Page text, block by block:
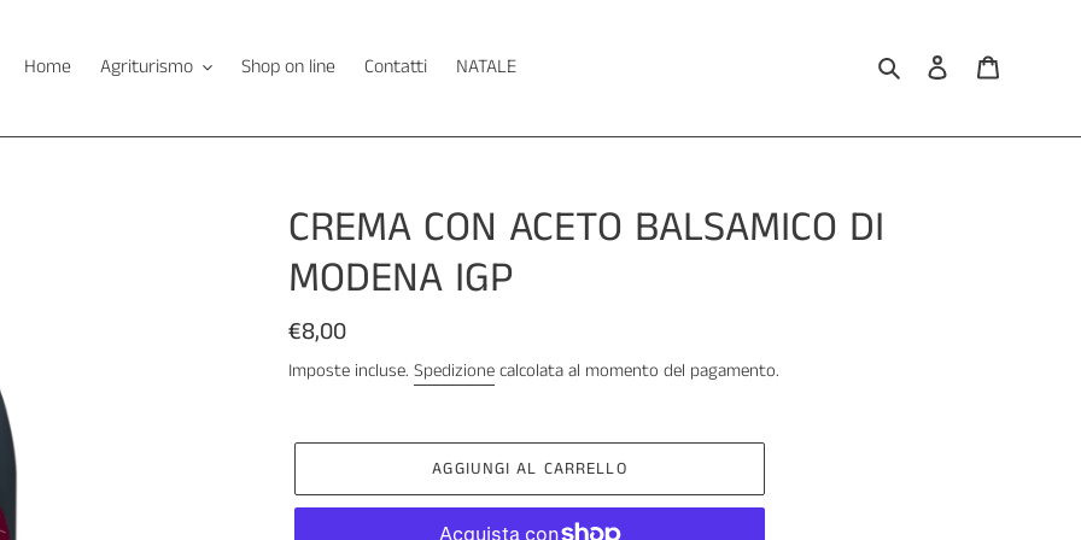
Home Agriturismo Shop on line Contatti NATALE Cerca Accedi
CREMA CON ACETO BALSAMICO DI
MODENA IGP
Prezzo
di
€8,00
Imposte incluse. Spedizionecalcolata al momento del pagamento.
AGGIUNGI AL CARRELLO